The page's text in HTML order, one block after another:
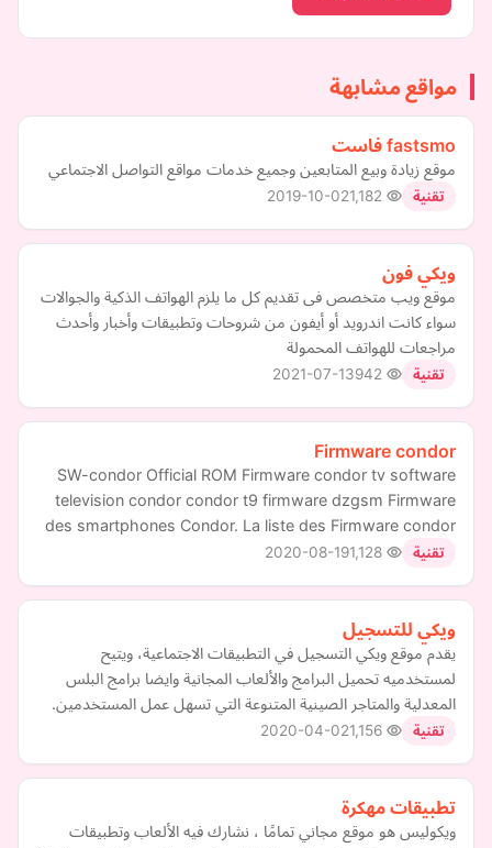
مواقع مشابهة
fastsmo فاست
موقع زيادة وبيع المتابعين وجميع خدمات مواقع التواصل الاجتماعي
تقنية 2019-10-02
ويكي فون
موقع ويب متخصص فى تقديم كل ما يلزم الهواتف الذكية والجوالات
سواء كانت اندرويد أو أيفون من شروحات وتطبيقات وأخبار وأحدث
مراجعات للهواتف المحمولة
تقنية 2021-07-13
Firmware condor
SW-condor Official ROM Firmware condor tv software
television condor condor t9 firmware dzgsm Firmware
des smartphones Condor. La liste des Firmware condor
تقنية 2020-08-19
ويكي للتسجيل
يقدم موقع ويكي التسجيل في التطبيقات الاجتماعية، ويتيح
لمستخدميه تحميل البرامج والألعاب المجانية وايضا برامج البلس
المعدلية والمتاجر الصينية المتنوعة التي تسهل عمل المستخدمين.
تقنية 2020-04-02
تطبيقات مهكرة
ويكوليس هو موقع مجاني تمامًا ، نشارك فيه الألعاب وتطبيقات